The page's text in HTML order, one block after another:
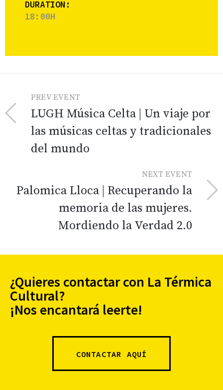
DURATION:
18:00H
PREV EVENT
LUGH Música Celta | Un viaje por
las músicas celtas y tradicionales
del mundo
NEXT EVENT
Palomica Lloca | Recuperando la
memoria de las mujeres.
Mordiendo la Verdad 2.0
¿Quieres contactar con La Térmica
Cultural?
¡Nos encantará leerte!
CONTACTAR AQUÍ